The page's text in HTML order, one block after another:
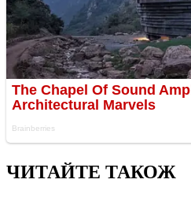
ЧИТАЙТЕ ТАКОЖ